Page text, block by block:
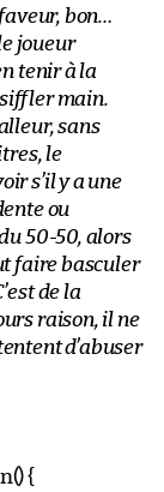
bon…
joueur
tenir à la
main.
sans
le
s’il y a une
ou
50-50, alors
faire basculer
de la
raison, il ne
d’abuser
{